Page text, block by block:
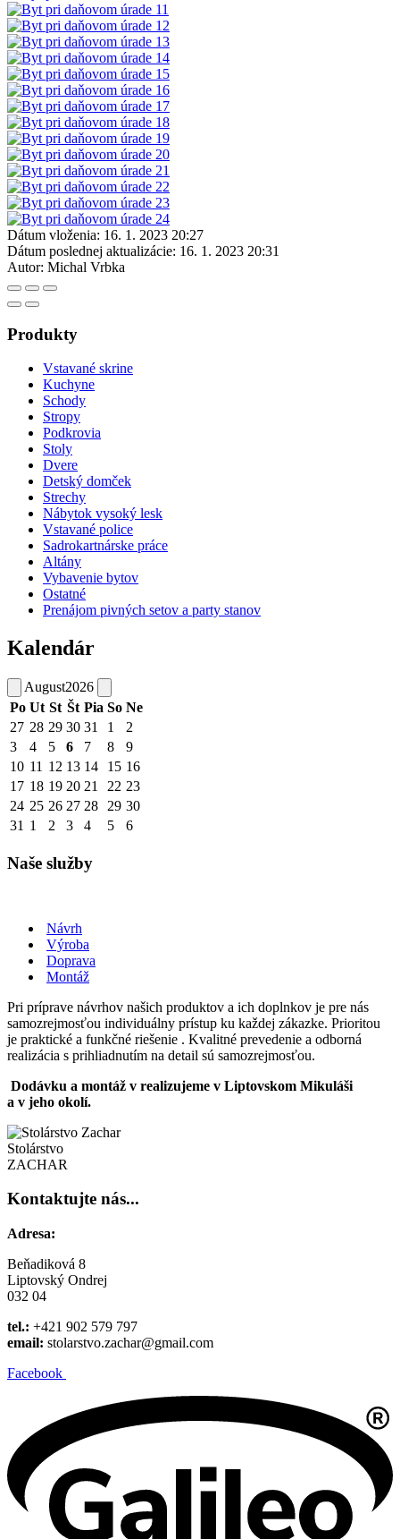
Dátum vloženia: 16. 1. 2023 20:27
Dátum poslednej aktualizácie: 16. 1. 2023 20:31
Autor: Michal Vrbka
Produkty
Vstavané skrine
Kuchyne
Schody
Stropy
Podkrovia
Stoly
Dvere
Detský domček
Strechy
Nábytok vysoký lesk
Vstavané police
Sadrokartnárske práce
Altány
Vybavenie bytov
Ostatné
Prenájom pivných setov a party stanov
Kalendár
August2026
Po Ut St Št Pia So Ne
27 28 29 30 31 1
2
3
4 5 6 7 8
9
10 11 12 13 14 15 16
17 18 19 20 21 22 23
24 25 26 27 28 29 30
31 1 2 3 4 5 6
Naše služby
Návrh
Výroba
Doprava
Montáž
Pri príprave návrhov našich produktov a ich doplnkov je pre nás
samozrejmosťou individuálny prístup ku každej zákazke. Prioritou
je praktické a funkčné riešenie . Kvalitné prevedenie a odborná
realizácia s prihliadnutím na detail sú samozrejmosťou.
Dodávku a montáž v realizujeme v Liptovskom Mikuláši
a v jeho okolí.
Stolárstvo
ZACHAR
Kontaktujte nás...
Adresa:
Beňadiková 8
Liptovský Ondrej
032 04
tel.: +421 902 579 797
email: stolarstvo.zachar@gmail.com
Facebook